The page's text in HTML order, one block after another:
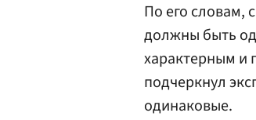
По его словам,
должны быть
характерным и
подчеркнул
одинаковые.